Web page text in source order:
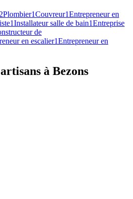
Plombier1Couvreur1Entrepreneur en
1Installateur salle de bain1Entreprise
de
en escalier1Entrepreneur en
à Bezons